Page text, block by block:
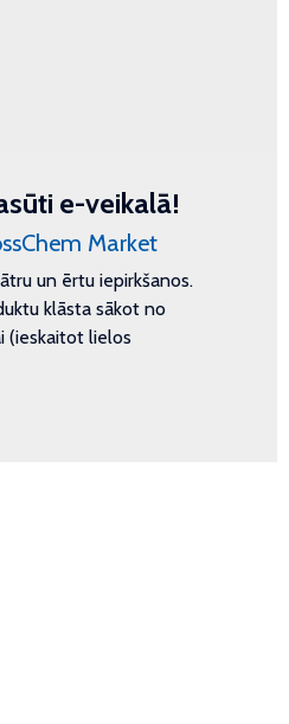
e-veikalā!
Market
un ērtu iepirkšanos.
klāsta sākot no
(ieskaitot lielos